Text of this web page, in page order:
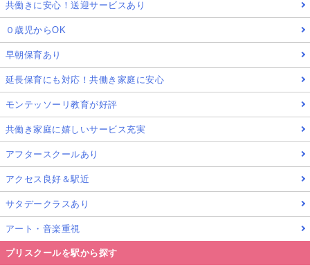
共働きに安心！送迎サービスあり
０歳児からOK
早朝保育あり
延長保育にも対応！共働き家庭に安心
モンテッソーリ教育が好評
共働き家庭に嬉しいサービス充実
アフタースクールあり
アクセス良好＆駅近
サタデークラスあり
アート・音楽重視
プリスクールを駅から探す